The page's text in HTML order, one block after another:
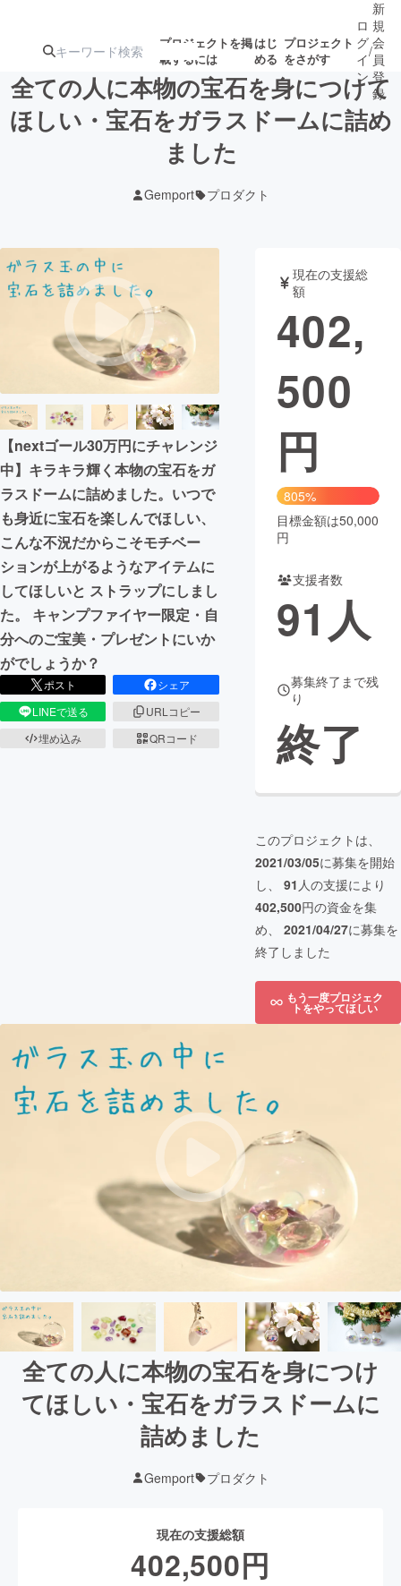
プロジェクトを掲
載するには
はじ
める
プロジェクト
をさがす
注目の新着プロ募集終了が近いプ
テクノロジー・ガジェット
映像・映画 書籍・雑誌
ビジネス・起業 チャレンジ
まちづくり・地域活性化
CAMPFIRE for Social Good
CAMPFIRE Creation
CAMPFIREふるさと納税
コミュニティ
ロ
グ
イ
ン
/
新
規
会
員
登
録
全ての人に本物の宝石を身につけて
ほしい・宝石をガラスドームに詰め
ました
Gemport プロダクト
【nextゴール30万円にチャレンジ
中】キラキラ輝く本物の宝石をガ
ラスドームに詰めました。いつで
も身近に宝石を楽しんでほしい、
こんな不況だからこそモチベー
ションが上がるようなアイテムに
してほしいと ストラップにしまし
た。 キャンプファイヤー限定・自
分へのご宝美・プレゼントにいか
がでしょうか？
ポスト
シェア
LINEで送る
URLコピー
埋め込み
QRコード
現在の支援総
額
402,
500
円
805%
目標金額は50,000
円
支援者数
91 人
募集終了まで残
り
終了
このプロジェクトは、
2021/03/05に募集を開始
し、 91 人の支援により
402,500円の資金を集
め、 2021/04/27に募集を
終了しました
もう一度プロジェク
トをやってほしい
全ての人に本物の宝石を身につけ
てほしい・宝石をガラスドームに
詰めました
Gemport プロダクト
現在の支援総額
402,500円